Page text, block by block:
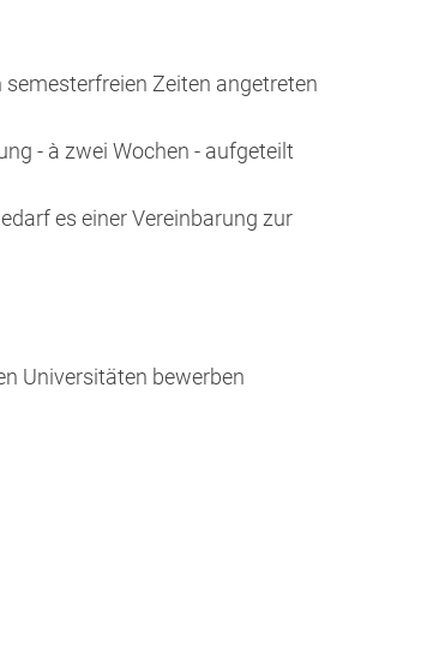
Zeiten angetreten
- à zwei Wochen - aufgeteilt
es einer Vereinbarung zur
Universitäten bewerben